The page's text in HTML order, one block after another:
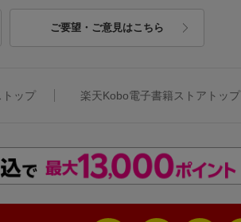
ご要望・ご意見はこちら
トップ 楽天Kobo電子書籍ストアトップ